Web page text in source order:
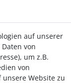
auf unserer
von
um z.B.
von
Website zu